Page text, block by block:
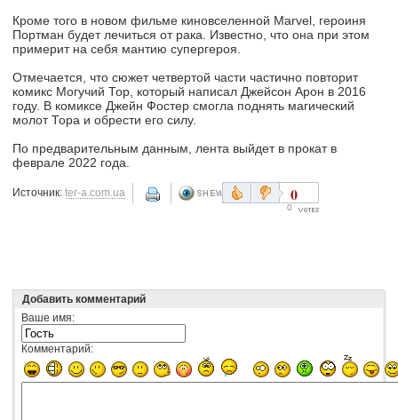
Кроме того в новом фильме киновселенной Marvel, героиня
Портман будет лечиться от рака. Известно, что она при этом
примерит на себя мантию супергероя.
Отмечается, что сюжет четвертой части частично повторит
комикс Могучий Тор, который написал Джейсон Арон в 2016
году. В комиксе Джейн Фостер смогла поднять магический
молот Тора и обрести его силу.
По предварительным данным, лента выйдет в прокат в
феврале 2022 года.
Источник: ter-a.com.ua 0
0
Добавить комментарий
Ваше имя:
Комментарий: